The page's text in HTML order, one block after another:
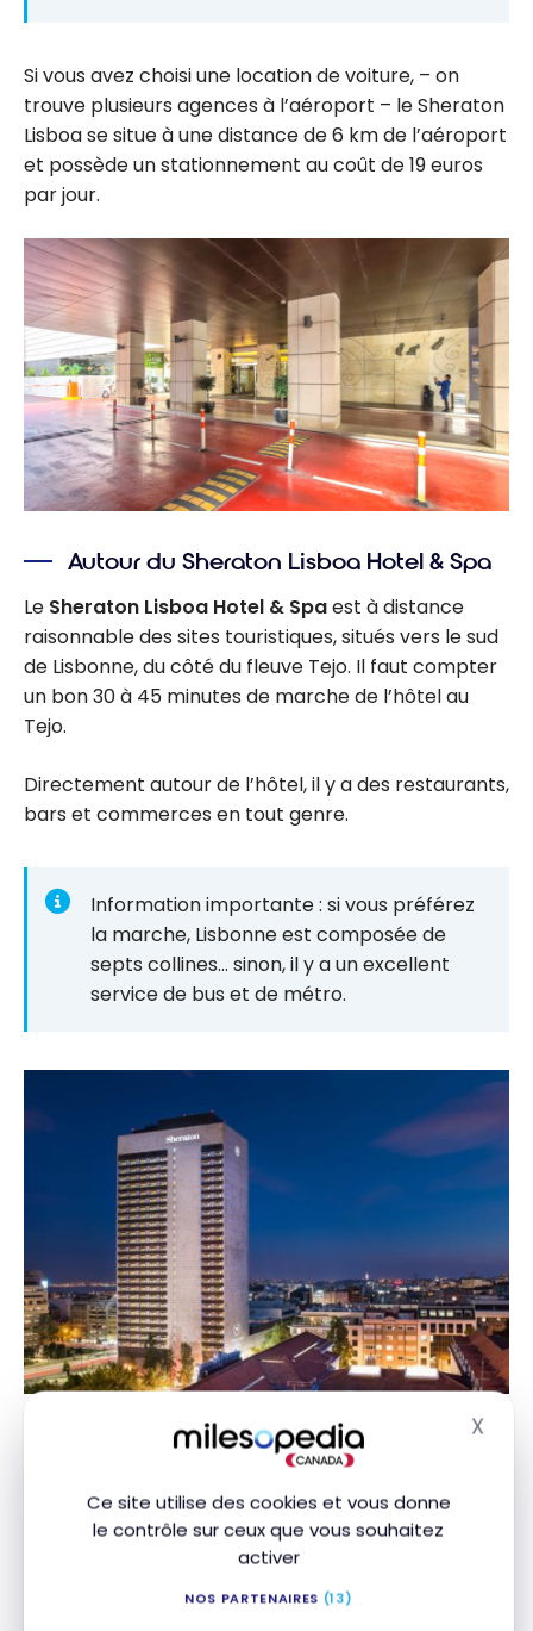
Ce site utilise des cookies et vous donne
le contrôle sur ceux que vous souhaitez
activer
NOS PARTENAIRES (13)
X
Si vous avez choisi une location de voiture, – on
trouve plusieurs agences à l’aéroport – le Sheraton
Lisboa se situe à une distance de 6 km de l’aéroport
et possède un stationnement au coût de 19 euros
par jour.
Autour du Sheraton Lisboa Hotel & Spa
Le Sheraton Lisboa Hotel & Spaest à distance
raisonnable des sites touristiques, situés vers le sud
de Lisbonne, du côté du fleuve Tejo. Il faut compter
un bon 30 à 45 minutes de marche de l’hôtel au
Tejo.
Directement autour de l’hôtel, il y a des restaurants,
bars et commerces en tout genre.
Information importante : si vous préférez
la marche, Lisbonne est composée de
septs collines… sinon, il y a un excellent
service de bus et de métro.
Réception du Sheraton Lisboa
Hotel & Spa
Avant mon arrivée, j’ai communiqué avec le
personnel du Sheraton via le chat de l’application.
Je leur ai demandé si le lounge était ouvert.